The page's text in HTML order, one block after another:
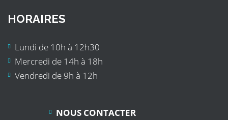
HORAIRES
Lundi de 10h à 12h30
Mercredi de 14h à 18h
Vendredi de 9h à 12h
NOUS CONTACTER